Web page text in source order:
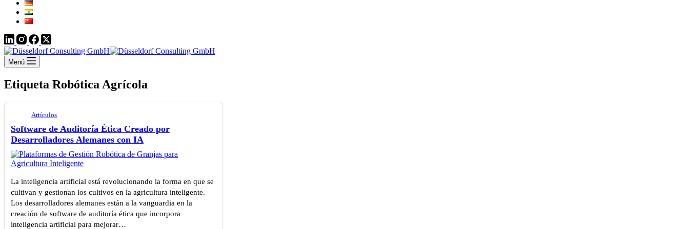
Menú
Etiqueta Robótica Agrícola
Artículos
Software de Auditoría Ética Creado por
Desarrolladores Alemanes con IA
La inteligencia artificial está revolucionando la forma en que se
cultivan y gestionan los cultivos en la agricultura inteligente.
Los desarrolladores alemanes están a la vanguardia en la
creación de software de auditoría ética que incorpora
inteligencia artificial para mejorar…